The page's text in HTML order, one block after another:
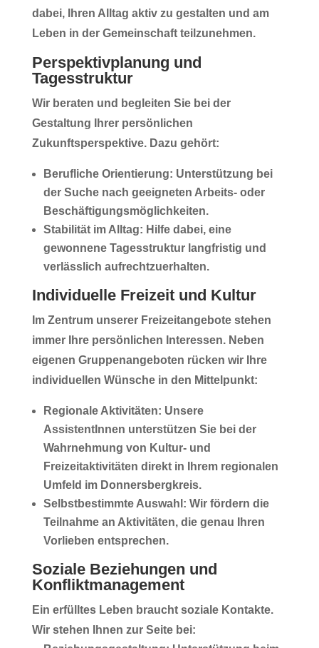
dabei, Ihren Alltag aktiv zu gestalten und am
Leben in der Gemeinschaft teilzunehmen.
Perspektivplanung und
Tagesstruktur
Wir beraten und begleiten Sie bei der
Gestaltung Ihrer persönlichen
Zukunftsperspektive. Dazu gehört:
Berufliche Orientierung: Unterstützung bei
der Suche nach geeigneten Arbeits- oder
Beschäftigungsmöglichkeiten.
Stabilität im Alltag: Hilfe dabei, eine
gewonnene Tagesstruktur langfristig und
verlässlich aufrechtzuerhalten.
Individuelle Freizeit und Kultur
Im Zentrum unserer Freizeitangebote stehen
immer Ihre persönlichen Interessen. Neben
eigenen Gruppenangeboten rücken wir Ihre
individuellen Wünsche in den Mittelpunkt:
Regionale Aktivitäten: Unsere
AssistentInnen unterstützen Sie bei der
Wahrnehmung von Kultur- und
Freizeitaktivitäten direkt in Ihrem regionalen
Umfeld im Donnersbergkreis.
Selbstbestimmte Auswahl: Wir fördern die
Teilnahme an Aktivitäten, die genau Ihren
Vorlieben entsprechen.
Soziale Beziehungen und
Konfliktmanagement
Ein erfülltes Leben braucht soziale Kontakte.
Wir stehen Ihnen zur Seite bei: